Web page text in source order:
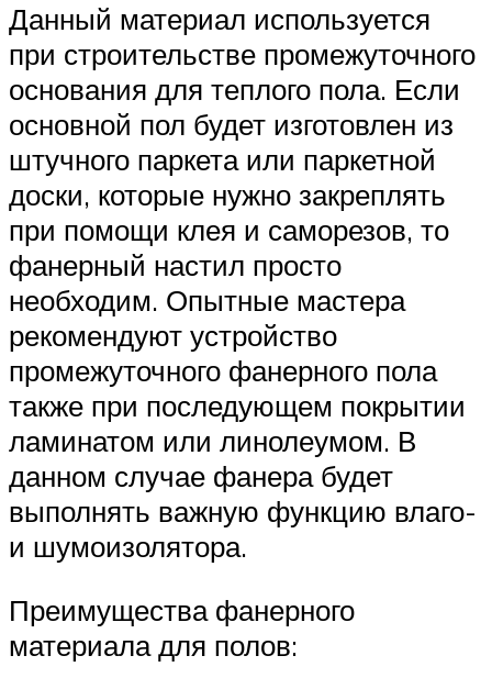
Данный материал используется
при строительстве промежуточного
основания для теплого пола. Если
основной пол будет изготовлен из
штучного паркета или паркетной
доски, которые нужно закреплять
при помощи клея и саморезов, то
фанерный настил просто
необходим. Опытные мастера
рекомендуют устройство
промежуточного фанерного пола
также при последующем покрытии
ламинатом или линолеумом. В
данном случае фанера будет
выполнять важную функцию влаго-
и шумоизолятора.
Преимущества фанерного
материала для полов: